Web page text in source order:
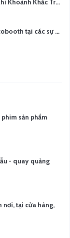
Year End Party 2025 – Khi Khoảnh Khắc Trở Thành Dấu Ấn | Gói Ưu Đãi Tháng 12 Từ YCN Media
Xu hướng chụp ảnh photobooth tại các sự kiện hiện nay
sản phẩm
- quay quảng
nơi, tại cửa hàng,